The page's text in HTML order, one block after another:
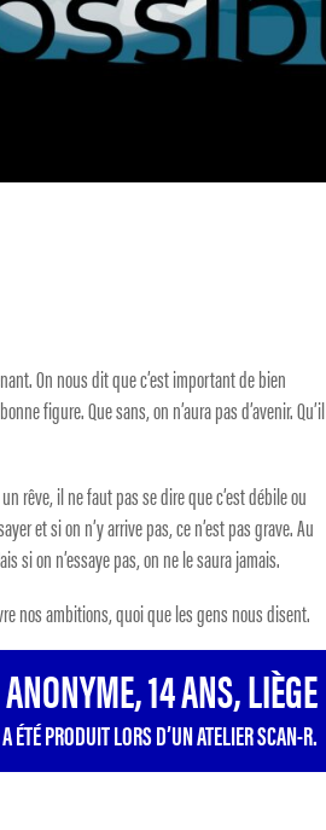
On nous dit que c’est important de bien
figure. Que sans, on n’aura pas d’avenir. Qu’il
rêve, il ne faut pas se dire que c’est débile ou
et si on n’y arrive pas, ce n’est pas grave. Au
si on n’essaye pas, on ne le saura jamais.
nos ambitions, quoi que les gens nous disent.
14 ANS, LIÈGE
ÉTÉ PRODUIT LORS D’UN ATELIER SCAN-R.